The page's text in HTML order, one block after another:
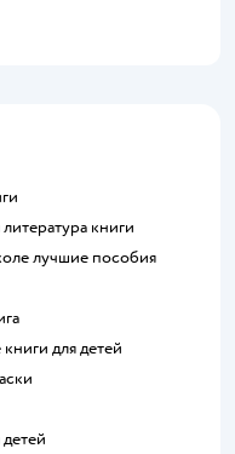
литература книги
лучшие пособия
книги для детей
детей